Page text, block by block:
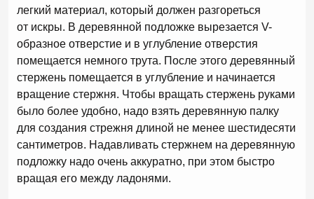
легкий материал, который должен разгореться
от искры. В деревянной подложке вырезается V-
образное отверстие и в углубление отверстия
помещается немного трута. После этого деревянный
стержень помещается в углубление и начинается
вращение стержня. Чтобы вращать стержень руками
было более удобно, надо взять деревянную палку
для создания стрежня длиной не менее шестидесяти
сантиметров. Надавливать стержнем на деревянную
подложку надо очень аккуратно, при этом быстро
вращая его между ладонями.